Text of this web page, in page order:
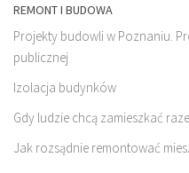
REMONT I BUDOWA
Projekty budowli w Poznaniu.
publicznej
Izolacja budynków
Gdy ludzie chcą zamieszkać
Jak rozsądnie remontować